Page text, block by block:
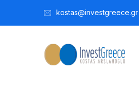
kostas@investgreece.gr